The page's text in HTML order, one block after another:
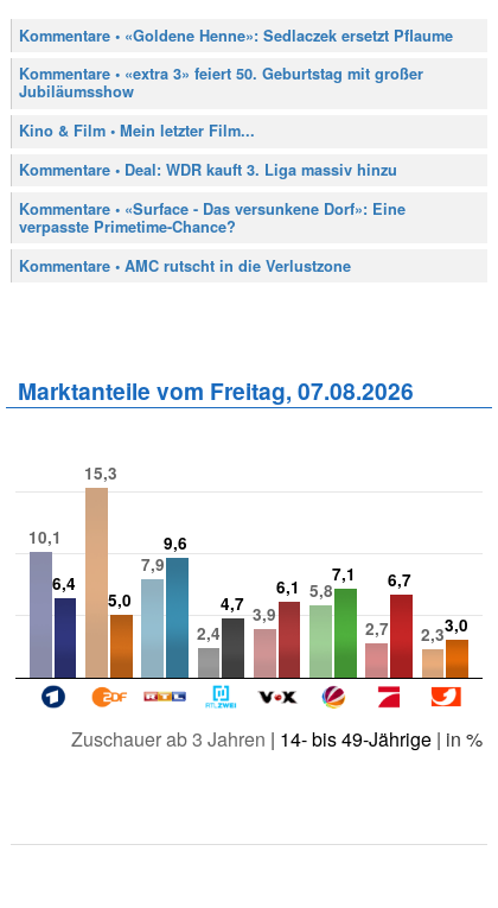
Kommentare • «Goldene Henne»: Sedlaczek ersetzt Pflaume
Kommentare • «extra 3» feiert 50. Geburtstag mit großer
Jubiläumsshow
Kino & Film • Mein letzter Film...
Kommentare • Deal: WDR kauft 3. Liga massiv hinzu
Kommentare • «Surface - Das versunkene Dorf»: Eine
verpasste Primetime-Chance?
Kommentare • AMC rutscht in die Verlustzone
Marktanteile vom Freitag, 07.08.2026
10,1
15,3
7,9
2,4
3,9
5,8
2,7
2,3
6,4
5,0
9,6
4,7
6,1
7,1 6,7
3,0
Zuschauer ab 3 Jahren | 14- bis 49-Jährige| in %